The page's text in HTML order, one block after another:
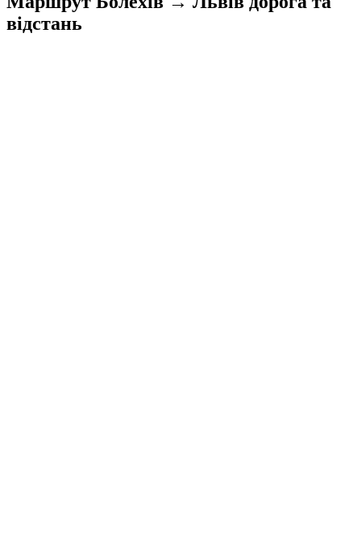
відстань